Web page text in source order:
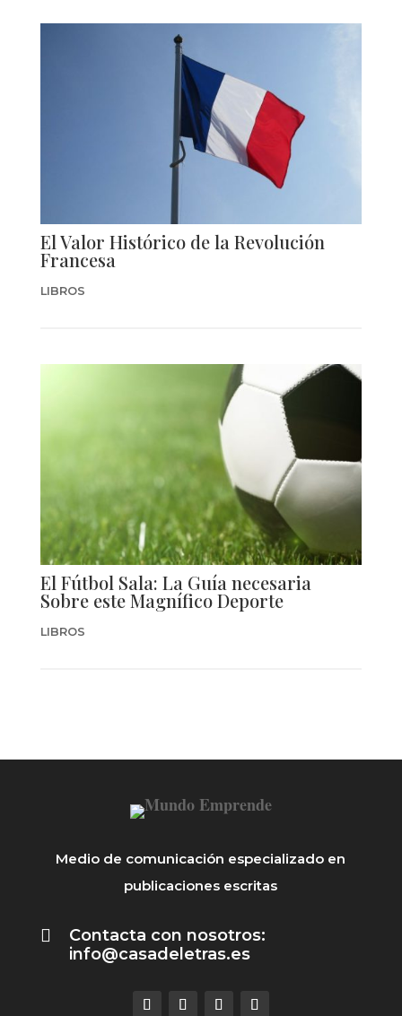
El Valor Histórico de la Revolución
Francesa
LIBROS
El Fútbol Sala: La Guía necesaria
Sobre este Magnífico Deporte
LIBROS
Medio de comunicación especializado en
publicaciones escritas

Contacta con nosotros:
info@casadeletras.es